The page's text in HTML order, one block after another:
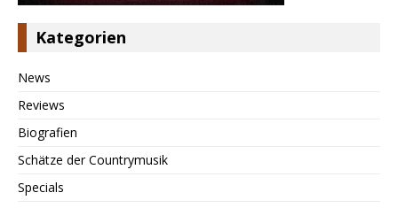
Kategorien
News
Reviews
Biografien
Schätze der Countrymusik
Specials